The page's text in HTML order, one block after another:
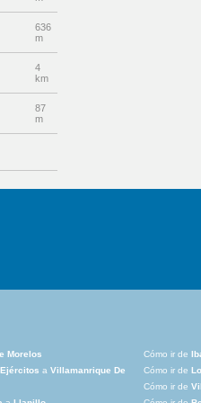
636
m
4
km
87
m
Morelos Cómo ir de
a Villamanrique De
Cómo ir de
Cómo ir de